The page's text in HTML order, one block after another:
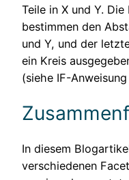
Teile in X und Y. Die
bestimmen den
und Y, und der
ein Kreis
(siehe IF-
In diesem
verschiedenen